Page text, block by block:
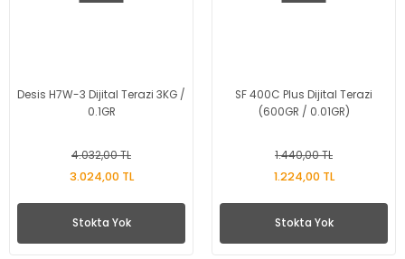
Desis H7W-3 Dijital Terazi 3KG /
0.1GR
4.032,00 TL
3.024,00 TL
Stokta Yok
SF 400C Plus Dijital Terazi
(600GR / 0.01GR)
1.440,00 TL
1.224,00 TL
Stokta Yok